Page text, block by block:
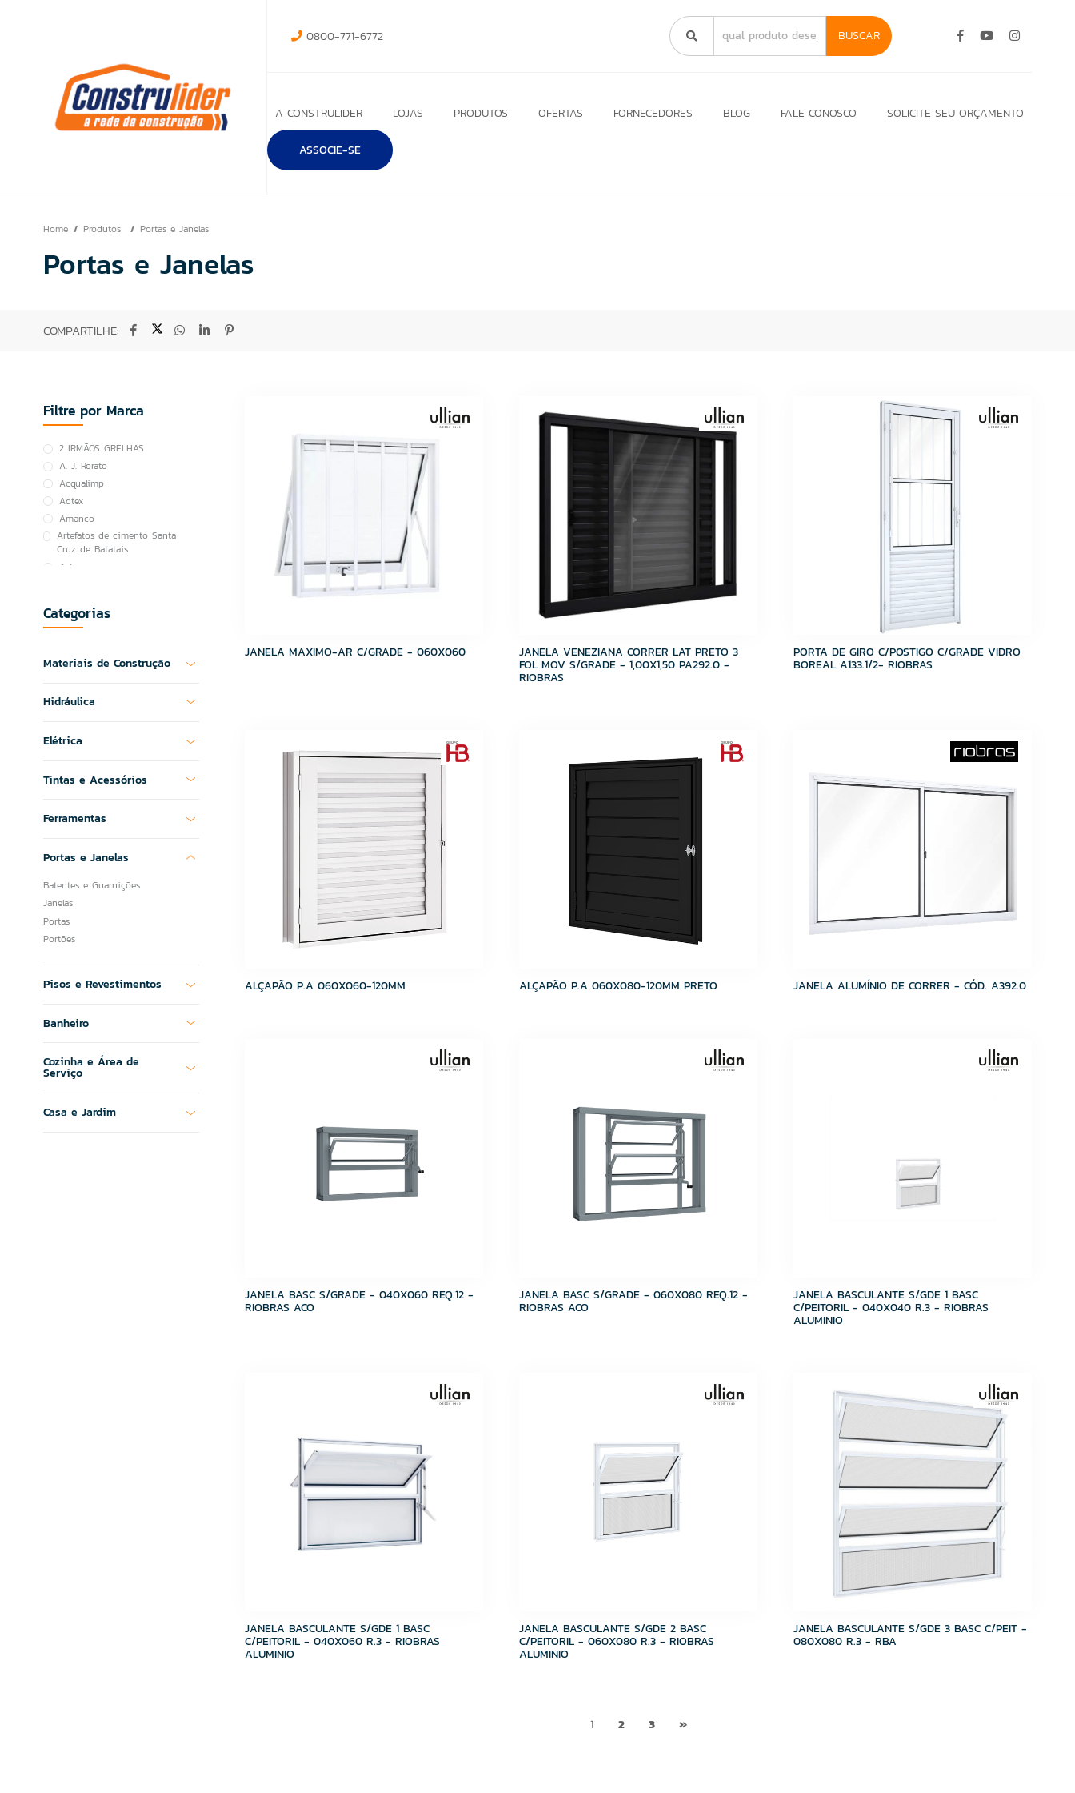
0800-771-6772 BUSCAR
A CONSTRULIDER LOJAS PRODUTOS OFERTAS FORNECEDORES BLOG FALE CONOSCO SOLICITE SEU ORÇAMENTO
ASSOCIE-SE
Home Produtos Portas e Janelas
Portas e Janelas
COMPARTILHE:
Filtre por Marca
2 IRMÃOS GRELHAS
A. J. Rorato
Acqualimp
Adtex
Amanco
Artefatos de cimento Santa
Cruz de Batatais
Astra
Atlas
Cozimax
Delta
FABRINOX
Grupo Cedasa
Grupo Cristofoletti
Grupo Embramaco
Grupo HB
Hibra Portas
Incopisos
JJM GRELHAS
Lucasa
Lume Cerâmica
MultiCerto
Categorias
Materiais de Construção
Hidráulica
Elétrica
Tintas e Acessórios
Ferramentas
Portas e Janelas
Batentes e Guarnições
Janelas
Portas
Portões
Pisos e Revestimentos
Banheiro
Cozinha e Área de
Serviço
Casa e Jardim
JANELA MAXIMO-AR C/GRADE - 060X060 JANELA VENEZIANA CORRER LAT PRETO 3
FOL MOV S/GRADE - 1,00X1,50 PA292.0 -
RIOBRAS
PORTA DE GIRO C/POSTIGO C/GRADE VIDRO
BOREAL A133.1/2- RIOBRAS
ALÇAPÃO P.A 060X060-120MM ALÇAPÃO P.A 060X080-120MM PRETO JANELA ALUMÍNIO DE CORRER - CÓD. A392.0
JANELA BASC S/GRADE - 040X060 REQ.12 -
RIOBRAS ACO
JANELA BASC S/GRADE - 060X080 REQ.12 -
RIOBRAS ACO
JANELA BASCULANTE S/GDE 1 BASC
C/PEITORIL - 040X040 R.3 - RIOBRAS
ALUMINIO
JANELA BASCULANTE S/GDE 1 BASC
C/PEITORIL - 040X060 R.3 - RIOBRAS
ALUMINIO
JANELA BASCULANTE S/GDE 2 BASC
C/PEITORIL - 060X080 R.3 - RIOBRAS
ALUMINIO
JANELA BASCULANTE S/GDE 3 BASC C/PEIT -
080X080 R.3 - RBA
1 2 3 »